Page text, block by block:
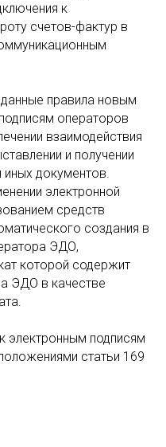
к
счетов-фактур в
правила новым
операторов
взаимодействия
и получении
иных документов.
электронной
средств
создания в
ЭДО,
которой содержит
ЭДО в качестве
электронным подписям
статьи 169